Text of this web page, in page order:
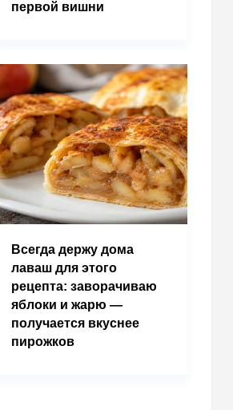
первой вишни
Всегда держу дома
лаваш для этого
рецепта: заворачиваю
яблоки и жарю —
получается вкуснее
пирожков